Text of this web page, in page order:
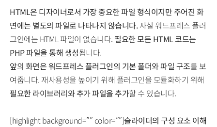
HTML은 디자이너로서 가장 중요한 파일 형식이지만 주어진 화
면에는 별도의 파일로 나타나지 않습니다.사실 워드프레스 플러
그인에는 HTML 파일이 없습니다. 필요한 모든 HTML 코드는
PHP 파일을 통해 생성됩니다.
앞의 화면은 워드프레스 플러그인의 기본 폴더와 파일 구조를 보
여줍니다. 재사용성을 높이기 위해 플러그인을 모듈화하기 위해
필요한 라이브러리와 추가 파일을 추가할 수 있습니다.
[highlight background=”” color=””]슬라이더의 구성 요소 이해